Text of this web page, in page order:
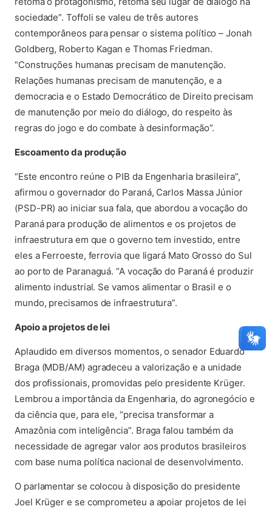
sociedade”. Toffoli se valeu de três autores
contemporâneos para pensar o sistema político – Jonah
Goldberg, Roberto Kagan e Thomas Friedman.
“Construções humanas precisam de manutenção.
Relações humanas precisam de manutenção, e a
democracia e o Estado Democrático de Direito precisam
de manutenção por meio do diálogo, do respeito às
regras do jogo e do combate à desinformação”.
Escoamento da produção
“Este encontro reúne o PIB da Engenharia brasileira”,
afirmou o governador do Paraná, Carlos Massa Júnior
(PSD-PR) ao iniciar sua fala, que abordou a vocação do
Paraná para produção de alimentos e os projetos de
infraestrutura em que o governo tem investido, entre
eles a Ferroeste, ferrovia que ligará Mato Grosso do Sul
ao porto de Paranaguá. “A vocação do Paraná é produzir
alimento industrial. Se vamos alimentar o Brasil e o
mundo, precisamos de infraestrutura”.
Apoio a projetos de lei
Aplaudido em diversos momentos, o senador Eduardo
Braga (MDB/AM) agradeceu a valorização e a unidade
dos profissionais, promovidas pelo presidente Krüger.
Lembrou a importância da Engenharia, do agronegócio e
da ciência que, para ele, “precisa transformar a
Amazônia com inteligência”. Braga falou também da
necessidade de agregar valor aos produtos brasileiros
com base numa política nacional de desenvolvimento.
O parlamentar se colocou à disposição do presidente
Joel Krüger e se comprometeu a apoiar projetos de lei